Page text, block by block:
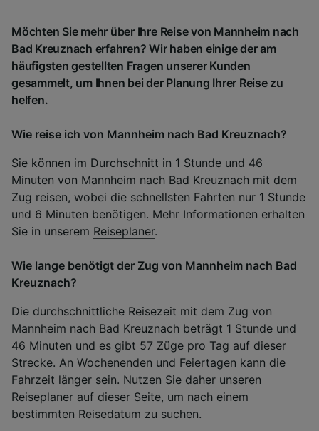
Möchten Sie mehr über Ihre Reise von Mannheim nach
Bad Kreuznach erfahren? Wir haben einige der am
häufigsten gestellten Fragen unserer Kunden
gesammelt, um Ihnen bei der Planung Ihrer Reise zu
helfen.
Wie reise ich von Mannheim nach Bad Kreuznach?
Sie können im Durchschnitt in 1 Stunde und 46
Minuten von Mannheim nach Bad Kreuznach mit dem
Zug reisen, wobei die schnellsten Fahrten nur 1 Stunde
und 6 Minuten benötigen. Mehr Informationen erhalten
Sie in unserem Reiseplaner.
Wie lange benötigt der Zug von Mannheim nach Bad
Kreuznach?
Die durchschnittliche Reisezeit mit dem Zug von
Mannheim nach Bad Kreuznach beträgt 1 Stunde und
46 Minuten und es gibt 57 Züge pro Tag auf dieser
Strecke. An Wochenenden und Feiertagen kann die
Fahrzeit länger sein. Nutzen Sie daher unseren
Reiseplaner auf dieser Seite, um nach einem
bestimmten Reisedatum zu suchen.